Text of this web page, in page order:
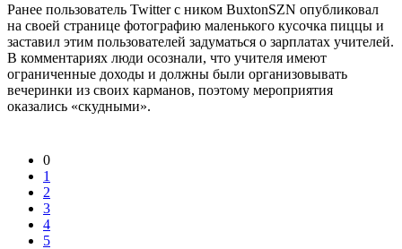
Ранее пользователь Twitter с ником BuxtonSZN опубликовал
на своей странице фотографию маленького кусочка пиццы и
заставил этим пользователей задуматься о зарплатах учителей.
В комментариях люди осознали, что учителя имеют
ограниченные доходы и должны были организовывать
вечеринки из своих карманов, поэтому мероприятия
оказались «скудными».
0
1
2
3
4
5